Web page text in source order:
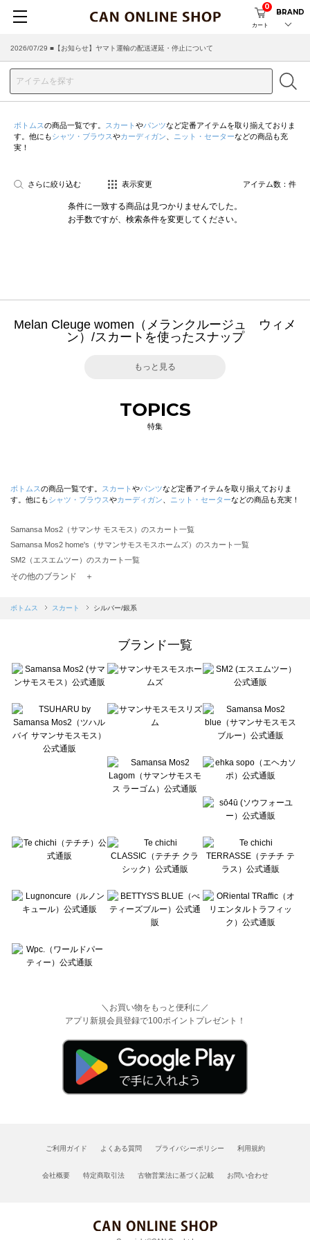
カート
0
BRAND
2026/07/29 ■【お知らせ】ヤマト運輸の配送遅延・停止について
ボトムスの商品一覧です。 スカート やパンツなど定番アイテムを取り揃えておりま
す。他にもシャツ・ブラウスやカーディガン ニット・セーターなどの商品も充
実！
さらに絞り込む 表示変更 アイテム数： 件
条件に一致する商品は見つかりませんでした。
お手数ですが、検索条件を変更してください。
Melan Cleuge women（メランクルージュ ウィメ
ン）/スカートを使ったスナップ
もっと見る
TOPICS
特集
ボトムスの商品一覧です。 スカート やパンツなど定番アイテムを取り揃えておりま
す。他にもシャツ・ブラウスやカーディガン ニット・セーターなどの商品も充実！
Samansa Mos2（サマンサ モスモス）のスカート一覧
Samansa Mos2 home's（サマンサモスモスホームズ）のスカート一覧
SM2（エスエムツー）のスカート一覧
TSUHARU by Samansa Mos2（ツハルバイサマンサモスモス）のスカート一覧
Samansa Mos2 blue（サマンサモスモス ブルー）のスカート一覧
sō4ū（ソウフォーユー）のスカート一覧
Te chichi（テチチ）のスカート一覧
Te chichi CLASSIC（テチチ クラシック）のスカート一覧
Lugnoncure（ルノンキュール）のスカート一覧
BETTY'S BLUE（べティーズブルー）のスカート一覧
Wpc.（ワールドパーティー）のスカート一覧
その他のブランド ＋
ボトムス スカート シルバー/銀系
ブランド一覧
＼お買い物をもっと便利に／
アプリ新規会員登録で100ポイントプレゼント！
ご利用ガイド よくある質問 プライバシーポリシー 利用規約
会社概要 特定商取引法 古物営業法に基づく記載 お問い合わせ